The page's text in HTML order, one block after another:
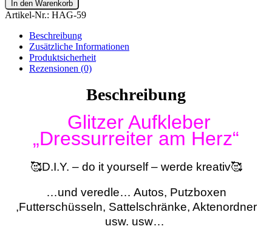
In den Warenkorb
Artikel-Nr.: HAG-59
Beschreibung
Zusätzliche Informationen
Produktsicherheit
Rezensionen (0)
Beschreibung
Glitzer Aufkleber
„Dressurreiter am Herz“
🥰D.I.Y. – do it yourself – werde kreativ🥰
…und veredle… Autos, Putzboxen
,Futterschüsseln, Sattelschränke, Aktenordner
usw. usw…